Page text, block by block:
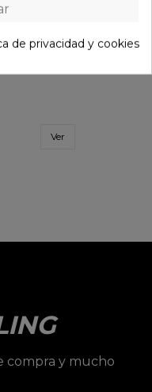
Ver
compra y mucho
de privacidad y cookies